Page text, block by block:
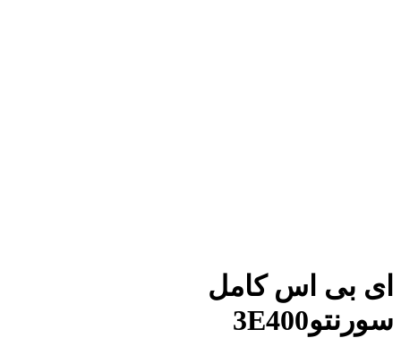
ای بی اس کامل
سورنتو3E400